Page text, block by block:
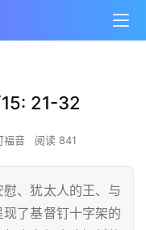
21-32
福音 阅读 841
、犹太人的王、与
了基督钉十字架的